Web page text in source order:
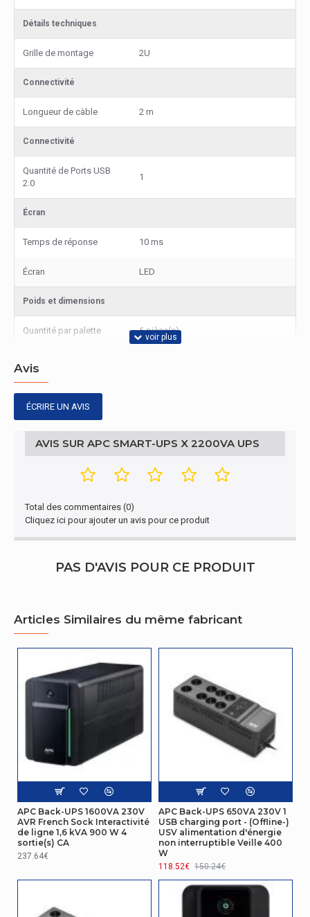
Détails techniques
Grille de montage 2U
Connectivité
Longueur de càble 2 m
Connectivité
Quantité de Ports USB
2.0
1
Écran
Temps de réponse 10 ms
Écran LED
Poids et dimensions
Quantité par palette 6 pièce(s)
Profondeur
Hauteur 43,2 cm
38,6 kg
Conditions environnementales
Taux d'humidité de
0 - 95%
Gestion d'énergie
Puissance de sortie 1980 W
Gestion d'énergie
Tension de sortie
capacité de la
puissance de sortie
tension de voltage à
l'entrée (min)
140 V
Bouton de coupure
(EPO)
tension de voltage à
Avis
ÉCRIRE UN AVIS
AVIS SUR APC SMART-UPS X 2200VA UPS
Total des commentaires (0)
Cliquez ici pour ajouter un avis pour ce produit
PAS D'AVIS POUR CE PRODUIT
Articles Similaires du même fabricant
APC Back-UPS 1600VA 230V
AVR French Sock Interactivité
de ligne 1,6 kVA 900 W 4
sortie(s) CA
237.64€
APC Back-UPS 650VA 230V 1
USB charging port - (Offline-)
USV alimentation d'énergie
non interruptible Veille 400
W
118.52€ 150.24€